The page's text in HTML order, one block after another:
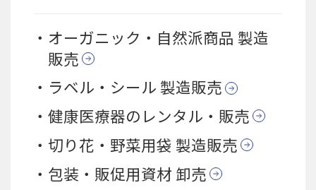
オーガニック・自然派商品 製造
販売
ラベル・シール 製造販売
健康医療器のレンタル・販売
切り花・野菜用袋 製造販売
包装・販促用資材 卸売